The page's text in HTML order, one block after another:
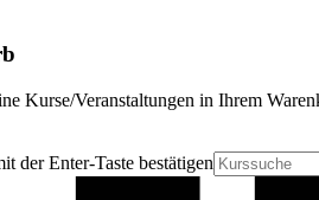
Kurse/Veranstaltungen in Ihrem
der Enter-Taste bestätigen